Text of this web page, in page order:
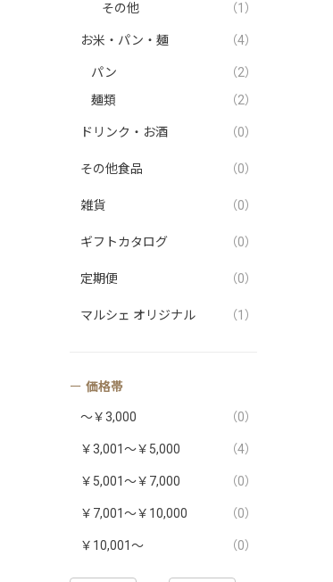
その他
（1）
お米・パン・麺 （4）
パン
（2）
麺類
（2）
ドリンク・お酒 （0）
その他食品 （0）
雑貨 （0）
ギフトカタログ （0）
定期便 （0）
マルシェ オリジナル （1）
価格帯
～￥3,000 （0）
￥3,001～￥5,000 （4）
￥5,001～￥7,000 （0）
￥7,001～￥10,000 （0）
￥10,001～ （0）